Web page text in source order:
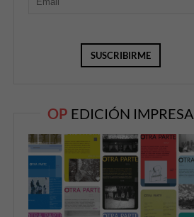
OP EDICIÓN IMPRESA